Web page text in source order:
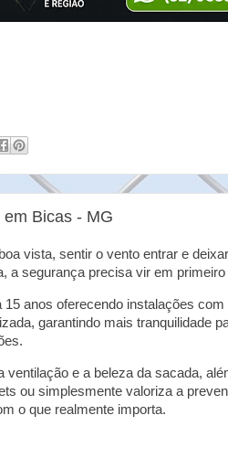
Bicas - MG
vista, sentir o vento entrar e
a segurança precisa vir em primeiro
anos oferecendo instalações
garantindo mais tranquilidade
e a beleza da sacada,
ou simplesmente valoriza a
o que realmente importa.